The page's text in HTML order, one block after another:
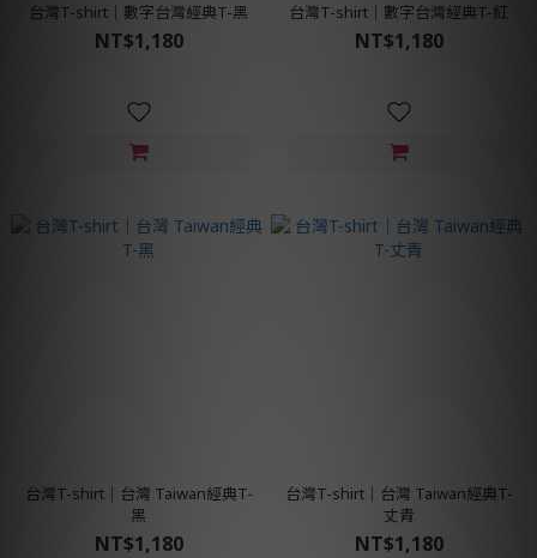
台灣T-shirt│數字台灣經典T-黑
NT$1,180
台灣T-shirt│數字台灣經典T-紅
NT$1,180
台灣T-shirt│台灣 Taiwan經典T-
黑
NT$1,180
台灣T-shirt│台灣 Taiwan經典T-
丈青
NT$1,180